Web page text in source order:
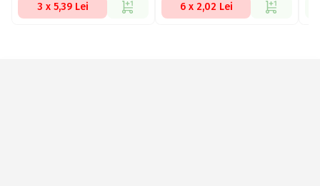
3 x 5,39 Lei 6 x 2,02 Lei